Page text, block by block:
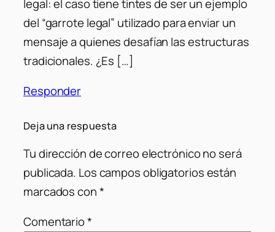
legal: el caso tiene tintes de ser un ejemplo
del “garrote legal” utilizado para enviar un
mensaje a quienes desafían las estructuras
tradicionales. ¿Es […]
Responder
Deja una respuesta
Tu dirección de correo electrónico no será
publicada. Los campos obligatorios están
marcados con*
Comentario*